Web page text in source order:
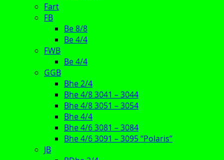
Fart
FB
Be 8/8
Be 4/4
FWB
Be 4/4
GGB
Bhe 2/4
Bhe 4/8 3041 – 3044
Bhe 4/8 3051 – 3054
Bhe 4/4
Bhe 4/6 3081 – 3084
Bhe 4/6 3091 – 3095 “Polaris”
JB